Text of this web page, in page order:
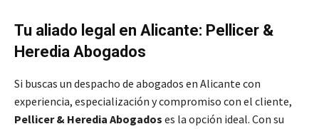
Tu aliado legal en Alicante: Pellicer &
Heredia Abogados
Si buscas un despacho de abogados en Alicante con
experiencia, especialización y compromiso con el cliente,
Pellicer & Heredia Abogados es la opción ideal. Con su